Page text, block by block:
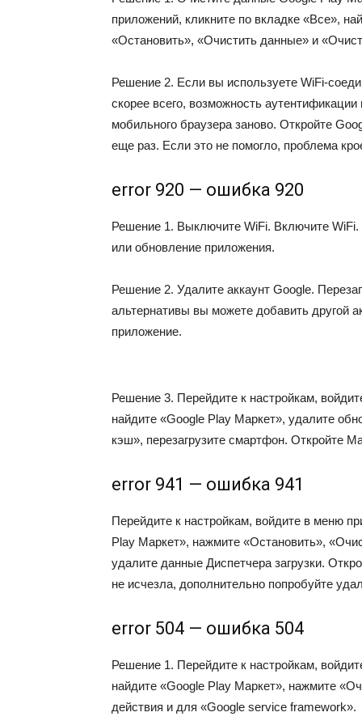
приложений, кликните по вкладке «Все»,
«Остановить», «Очистить данные» и
Решение 2. Если вы используете WiFi-
скорее всего, возможность
мобильного браузера заново. Откройте
еще раз. Если это не помогло, проблема
error 920 — ошибка 920
Решение 1. Выключите WiFi. Включите WiFi.
или обновление приложения.
Решение 2. Удалите аккаунт Google.
альтернативы вы можете добавить другой
приложение.
Решение 3. Перейдите к настройкам,
найдите «Google Play Маркет», удалите
кэш», перезагрузите смартфон. Откройте
error 941 — ошибка 941
Перейдите к настройкам, войдите в меню
Play Маркет», нажмите «Остановить»,
удалите данные Диспетчера загрузки.
не исчезла, дополнительно попробуйте
error 504 — ошибка 504
Решение 1. Перейдите к настройкам,
найдите «Google Play Маркет», нажмите
действия и для «Google service framework».